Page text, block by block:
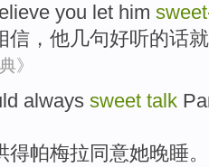
you let him
信 ， 他几句好听的话就
》
always sweet talk
得帕梅拉同意她晚睡。